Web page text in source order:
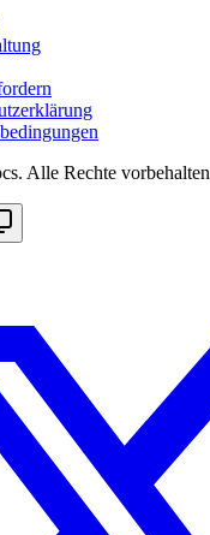
. Alle Rechte vorbehalten